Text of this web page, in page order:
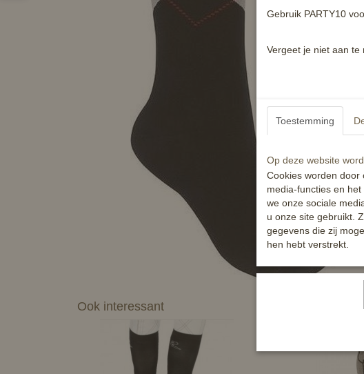
Ook interessant
Gebruik PARTY10
Vergeet je niet aan te
Toestemming
Op deze website
Cookies worden door
media-functies en
we onze sociale
u onze site gebruikt.
gegevens die zij
hen hebt verstrekt.